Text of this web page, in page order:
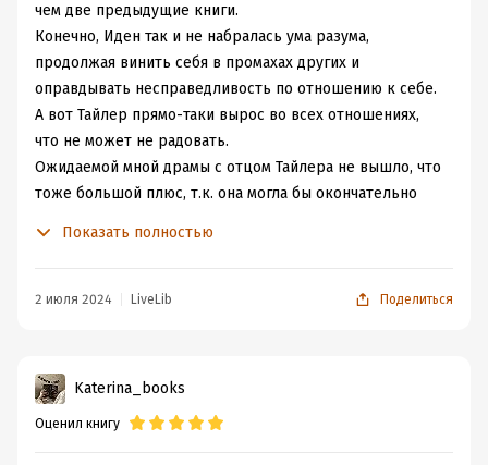
чем две предыдущие книги.
Конечно, Иден так и не набралась ума разума,
продолжая винить себя в промахах других и
оправдывать несправедливость по отношению к себе.
А вот Тайлер прямо-таки вырос во всех отношениях,
что не может не радовать.
Ожидаемой мной драмы с отцом Тайлера не вышло, что
тоже большой плюс, т.к. она могла бы окончательно
глупость ведь. Видимо автор решила таким образом
по ней точно не буду. Трилогия из серии "На один раз"
Показать полностью
2 июля 2024 LiveLib Поделиться
Katerina_books
Оценил книгу